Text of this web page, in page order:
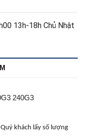
13h-18h Chủ Nhật
240G3
khách lấy số lượng